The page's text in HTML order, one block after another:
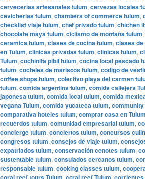
cervecerias artesanales tulum, cervezas locales
cevicherias tulum, chambers of commerce tulum,
checklist viaje tulum, chef privado tulum, chichen
chocolate maya tulum, ciclismo de montaña tulum,
ceramica tulum, clases de cocina tulum, clases de
en Tulum, clinicas privadas tulum, clinicas tulum,
Tulum, cochinita pibil tulum, cocina local pescado
tulum, cocteles de mariscos tulum, codigo de
coffee shops tulum, colectivo playa del carmen
tulum, comida argentina tulum, comida callejera
japonesa tulum, comida local tulum, comida
vegana Tulum, comida yucateca tulum, community
comparativa hoteles tulum, comprar casa en Tulum
recuerdos tulum, comunidad empresarial tulum,
concierge tulum, conciertos tulum, concursos
congresos tulum, consejos de viaje tulum,
expatriados tulum, conservación cenotes tulum,
sustentable tulum, consulados cercanos tulum,
responsable tulum, cooking classes tulum,
coral reef tours Tulum, coral reef Tulum, corrientes